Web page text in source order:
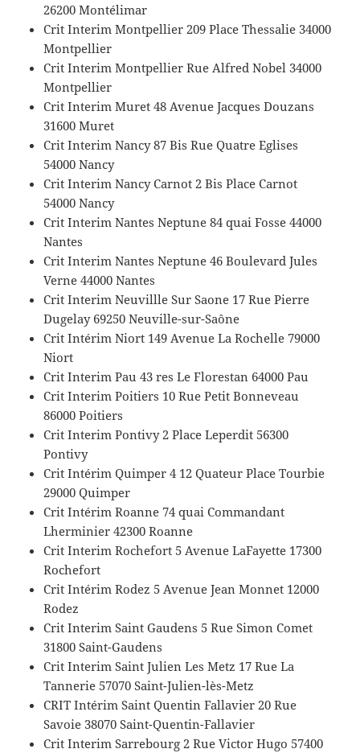
26200 Montélimar
Crit Interim Montpellier 209 Place Thessalie 34000
Montpellier
Crit Interim Montpellier Rue Alfred Nobel 34000
Montpellier
Crit Interim Muret 48 Avenue Jacques Douzans
31600 Muret
Crit Interim Nancy 87 Bis Rue Quatre Eglises
54000 Nancy
Crit Interim Nancy Carnot 2 Bis Place Carnot
54000 Nancy
Crit Interim Nantes Neptune 84 quai Fosse 44000
Nantes
Crit Interim Nantes Neptune 46 Boulevard Jules
Verne 44000 Nantes
Crit Interim Neuvillle Sur Saone 17 Rue Pierre
Dugelay 69250 Neuville-sur-Saône
Crit Intérim Niort 149 Avenue La Rochelle 79000
Niort
Crit Interim Pau 43 res Le Florestan 64000 Pau
Crit Interim Poitiers 10 Rue Petit Bonneveau
86000 Poitiers
Crit Interim Pontivy 2 Place Leperdit 56300
Pontivy
Crit Intérim Quimper 4 12 Quateur Place Tourbie
29000 Quimper
Crit Intérim Roanne 74 quai Commandant
Lherminier 42300 Roanne
Crit Interim Rochefort 5 Avenue LaFayette 17300
Rochefort
Crit Intérim Rodez 5 Avenue Jean Monnet 12000
Rodez
Crit Interim Saint Gaudens 5 Rue Simon Comet
31800 Saint-Gaudens
Crit Interim Saint Julien Les Metz 17 Rue La
Tannerie 57070 Saint-Julien-lès-Metz
CRIT Intérim Saint Quentin Fallavier 20 Rue
Savoie 38070 Saint-Quentin-Fallavier
Crit Interim Sarrebourg 2 Rue Victor Hugo 57400